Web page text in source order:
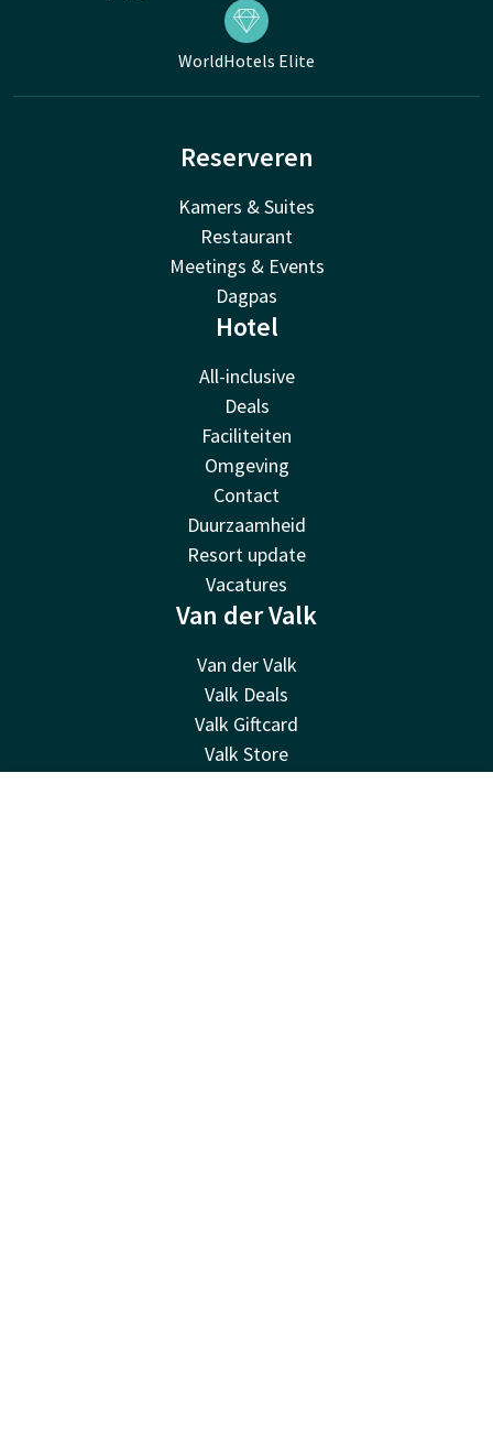
WorldHotels Elite
Reserveren
Kamers & Suites
Restaurant
Meetings & Events
Dagpas
Hotel
All-inclusive
Deals
Faciliteiten
Omgeving
Contact
Duurzaamheid
Resort update
Vacatures
Van der Valk
Van der Valk
Valk Deals
Valk Giftcard
Valk Store